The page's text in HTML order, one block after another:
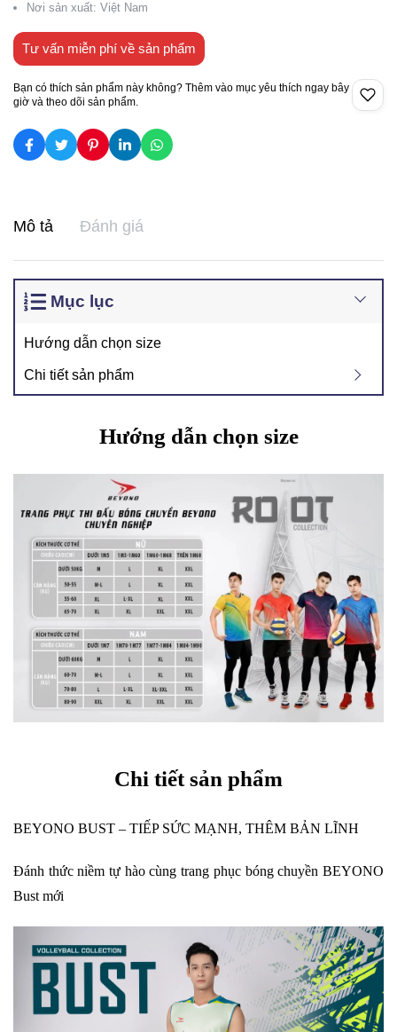
Nơi sản xuất: Việt Nam
Tư vấn miễn phí về sản phẩm
Bạn có thích sản phẩm này không? Thêm vào mục yêu thích ngay bây
giờ và theo dõi sản phẩm.
Mô tả Đánh giá
Mục lục
Hướng dẫn chọn size
Chi tiết sản phẩm
Hướng dẫn chọn size
Chi tiết sản phẩm
BEYONO BUST – TIẾP SỨC MẠNH, THÊM BẢN LĨNH
Đánh thức niềm tự hào cùng trang phục bóng chuyền BEYONO
Bust mới